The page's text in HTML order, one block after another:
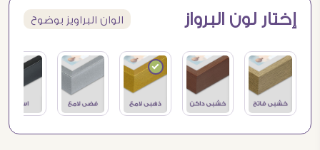
إختار لون البرواز الوان البراويز بوضوح